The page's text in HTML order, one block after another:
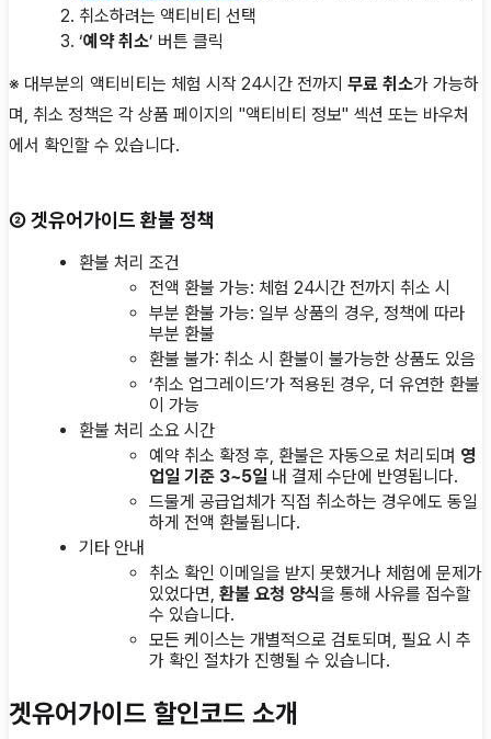
취소하려는 액티비티 선택
‘예약 취소’ 버튼 클릭
※ 대부분의 액티비티는 체험 시작 24시간 전까지 무료 취소가 가능하
며, 취소 정책은 각 상품 페이지의 "액티비티 정보" 섹션 또는 바우처
에서 확인할 수 있습니다.
②겟유어가이드 환불 정책
환불 처리 조건
전액 환불 가능: 체험 24시간 전까지 취소 시
부분 환불 가능: 일부 상품의 경우, 정책에 따라
부분 환불
환불 불가: 취소 시 환불이 불가능한 상품도 있음
‘취소 업그레이드’가 적용된 경우, 더 유연한 환불
이 가능
환불 처리 소요 시간
예약 취소 확정 후, 환불은 자동으로 처리되며 영
업일 기준 3~5일 내 결제 수단에 반영됩니다.
드물게 공급업체가 직접 취소하는 경우에도 동일
하게 전액 환불됩니다.
기타 안내
취소 확인 이메일을 받지 못했거나 체험에 문제가
있었다면, 환불 요청 양식을 통해 사유를 접수할
수 있습니다.
모든 케이스는 개별적으로 검토되며, 필요 시 추
가 확인 절차가 진행될 수 있습니다.
겟유어가이드 할인코드 소개